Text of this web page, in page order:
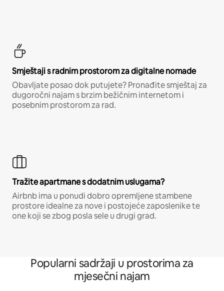
Smještaji s radnim prostorom za digitalne nomade
Obavljate posao dok putujete? Pronađite smještaj za
dugoročni najam s brzim bežičnim internetom i
posebnim prostorom za rad.
Tražite apartmane s dodatnim uslugama?
Airbnb ima u ponudi dobro opremljene stambene
prostore idealne za nove i postojeće zaposlenike te
one koji se zbog posla sele u drugi grad.
Popularni sadržaji u prostorima za
mjesečni najam